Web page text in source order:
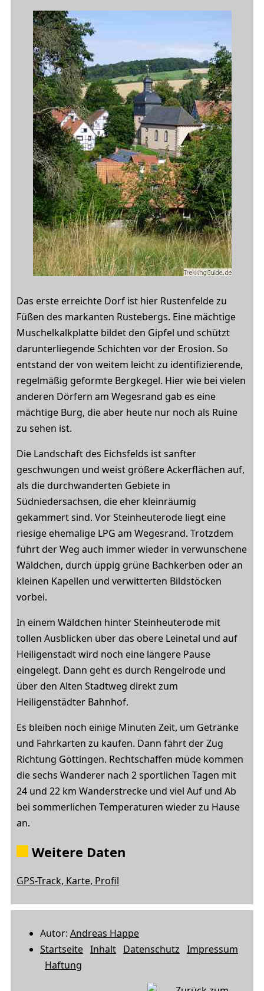
Das erste erreichte Dorf ist hier Rustenfelde zu
Füßen des markanten Rustebergs. Eine mächtige
Muschelkalkplatte bildet den Gipfel und schützt
darunterliegende Schichten vor der Erosion. So
entstand der von weitem leicht zu identifizierende,
regelmäßig geformte Bergkegel. Hier wie bei vielen
anderen Dörfern am Wegesrand gab es eine
mächtige Burg, die aber heute nur noch als Ruine
zu sehen ist.
Die Landschaft des Eichsfelds ist sanfter
geschwungen und weist größere Ackerflächen auf,
als die durchwanderten Gebiete in
Südniedersachsen, die eher kleinräumig
gekammert sind. Vor Steinheuterode liegt eine
riesige ehemalige LPG am Wegesrand. Trotzdem
führt der Weg auch immer wieder in verwunschene
Wäldchen, durch üppig grüne Bachkerben oder an
kleinen Kapellen und verwitterten Bildstöcken
vorbei.
In einem Wäldchen hinter Steinheuterode mit
tollen Ausblicken über das obere Leinetal und auf
Heiligenstadt wird noch eine längere Pause
eingelegt. Dann geht es durch Rengelrode und
über den Alten Stadtweg direkt zum
Heiligenstädter Bahnhof.
Es bleiben noch einige Minuten Zeit, um Getränke
und Fahrkarten zu kaufen. Dann fährt der Zug
Richtung Göttingen. Rechtschaffen müde kommen
die sechs Wanderer nach 2 sportlichen Tagen mit
24 und 22 km Wanderstrecke und viel Auf und Ab
bei sommerlichen Temperaturen wieder zu Hause
an.
Weitere Daten
GPS-Track, Karte, Profil
Autor: Andreas Happe
Startseite Inhalt Datenschutz Impressum
Haftung